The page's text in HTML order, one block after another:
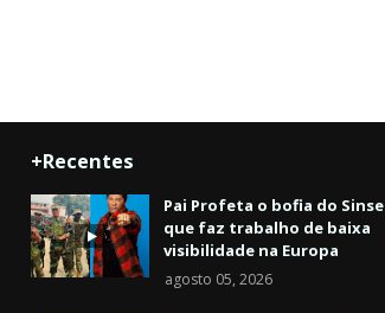
+Recentes
Pai Profeta o bofia do Sinse
que faz trabalho de baixa
visibilidade na Europa
agosto 05, 2026